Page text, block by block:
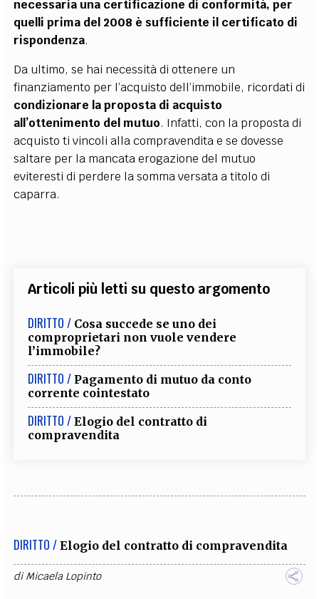
necessaria una certificazione di conformità, per
quelli prima del 2008 è sufficiente il certificato di
rispondenza.
Da ultimo, se hai necessità di ottenere un
finanziamento per l’acquisto dell’immobile, ricordati di
condizionare la proposta di acquisto
all’ottenimento del mutuo. Infatti, con la proposta di
acquisto ti vincoli alla compravendita e se dovesse
saltare per la mancata erogazione del mutuo
eviteresti di perdere la somma versata a titolo di
caparra.
Articoli più letti su questo argomento
DIRITTO / Cosa succede se uno dei
comproprietari non vuole vendere
l’immobile?
DIRITTO / Pagamento di mutuo da conto
corrente cointestato
DIRITTO / Elogio del contratto di
compravendita
DIRITTO / Elogio del contratto di compravendita
diMicaela Lopinto